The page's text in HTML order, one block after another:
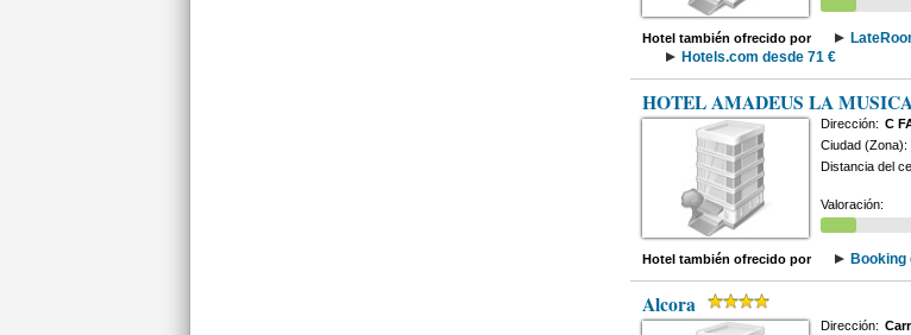
Hotel también ofrecido por
Hotels.com desde 71 €
HOTEL AMADEUS LA
Dirección: C
Ciudad (Zona):
Distancia del
Valoración:
Hotel también ofrecido por Booking
Alcora
Dirección: